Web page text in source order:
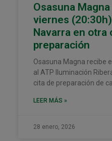
Osasuna
viernes
Navarra en otra
preparación
Osasuna Magna recibe
al ATP Iluminación
cita de preparación de
LEER MÁS »
28 enero, 2026